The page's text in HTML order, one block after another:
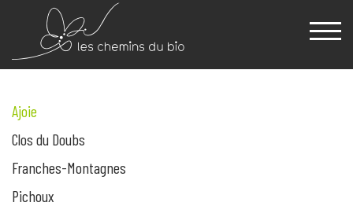
Ajoie
Clos du Doubs
Franches-Montagnes
Pichoux